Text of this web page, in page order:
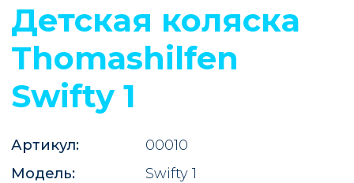
Детская коляска
Thomashilfen
Swifty 1
Артикул:
00010
Модель:
Swifty 1